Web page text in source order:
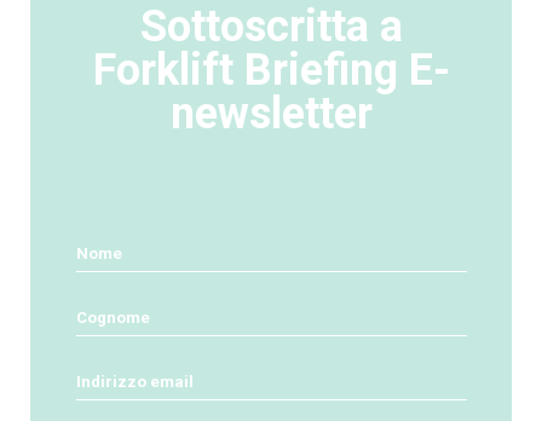
Sottoscritta a
Forklift Briefing E-
newsletter